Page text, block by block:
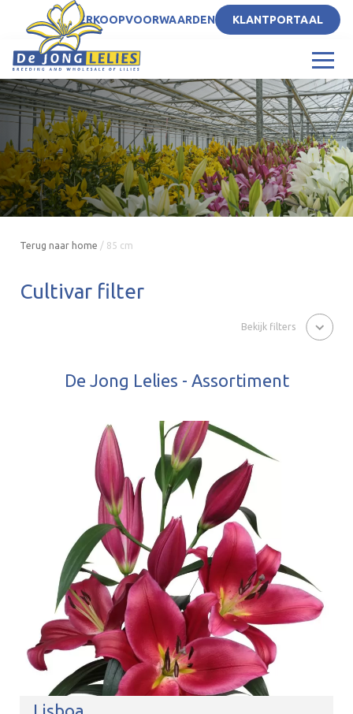
NLVERKOOPVOORWAARDEN KLANTPORTAAL
Terug naar home / 85 cm
Cultivar filter
Bekijk filters
De Jong Lelies - Assortiment